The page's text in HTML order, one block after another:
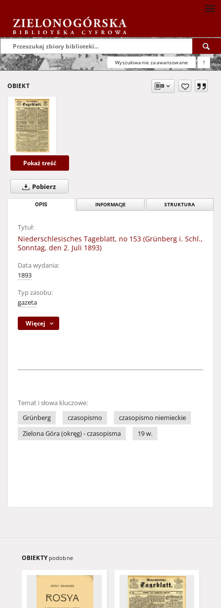
Wyszukiwanie zaawansowane ?
OBIEKT
Pokaż treść
Pobierz
OPIS INFORMACJE STRUKTURA
Tytuł:
Niederschlesisches Tageblatt, no 153 (Grünberg i. Schl.,
Sonntag, den 2. Juli 1893)
Data wydania:
1893
Typ zasobu:
gazeta
Więcej
Temat i słowa kluczowe:
Grünberg
czasopismo
czasopismo niemieckie
Zielona Góra (okręg) - czasopisma
19 w.
OBIEKTY podobne